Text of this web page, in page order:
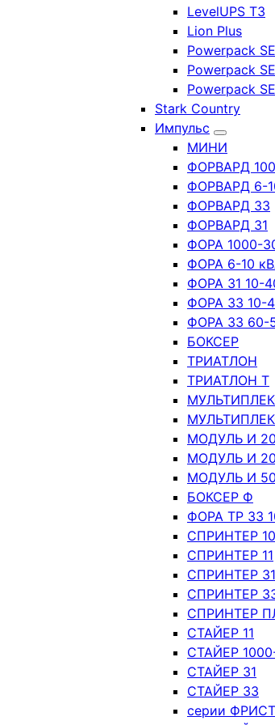
LevelUPS T3
Lion Plus
Powerpack SE
Powerpack
Powerpack
Stark Country
Импульс
МИНИ
ФОРВАРД
ФОРВАРД 6-
ФОРВАРД 33
ФОРВАРД 31
ФОРА 1000-
ФОРА 6-10
ФОРА 31 10-
ФОРА 33 10-
ФОРА 33 60-
БОКСЕР
ТРИАТЛОН
ТРИАТЛОН Т
МОДУЛЬ И
МОДУЛЬ И
МОДУЛЬ И
БОКСЕР Ф
ФОРА ТР 33
СПРИНТЕР
СПРИНТЕР 11
СПРИНТЕР 31
СПРИНТЕР
СПРИНТЕР
СТАЙЕР 11
СТАЙЕР
СТАЙЕР 31
СТАЙЕР 33
серии